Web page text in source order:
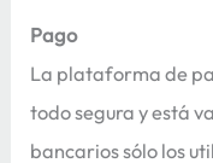
Pago
La plataforma de
todo segura y está
bancarios sólo los